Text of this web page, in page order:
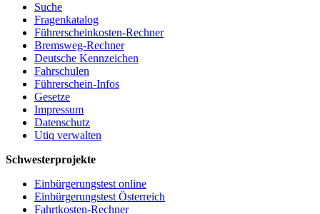
Suche
Fragenkatalog
Führerscheinkosten-Rechner
Bremsweg-Rechner
Deutsche Kennzeichen
Fahrschulen
Führerschein-Infos
Gesetze
Impressum
Datenschutz
Utiq verwalten
Schwesterprojekte
Einbürgerungstest online
Einbürgerungstest Österreich
Fahrtkosten-Rechner